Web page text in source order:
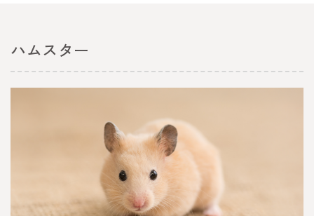
ハムスター